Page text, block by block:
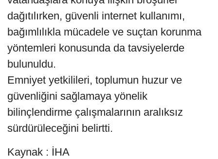
dağıtılırken, güvenli internet kullanımı,
bağımlılıkla mücadele ve suçtan korunma
yöntemleri konusunda da tavsiyelerde
bulunuldu.
Emniyet yetkilileri, toplumun huzur ve
güvenliğini sağlamaya yönelik
bilinçlendirme çalışmalarının aralıksız
sürdürüleceğini belirtti.
Kaynak : İHA